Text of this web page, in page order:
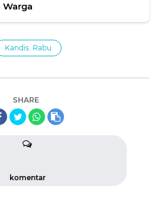
Warga
Kandis. Rabu
SHARE
komentar